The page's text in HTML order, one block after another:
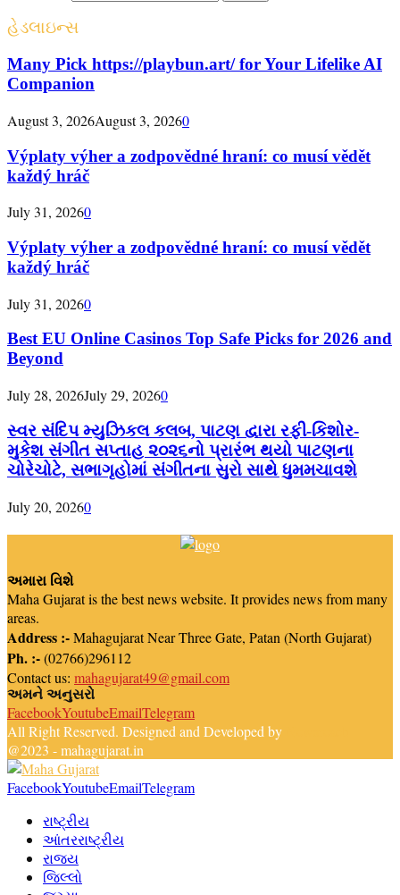
હેડલાઇન્સ
Many Pick https://playbun.art/ for Your Lifelike AI
Companion
August 3, 2026August 3, 20260
Výplaty výher a zodpovědné hraní: co musí vědět
každý hráč
July 31, 20260
Výplaty výher a zodpovědné hraní: co musí vědět
každý hráč
July 31, 20260
Best EU Online Casinos Top Safe Picks for 2026 and
Beyond
July 28, 2026July 29, 20260
સ્વર સંદિપ મ્યુઝિકલ કલબ, પાટણ દ્વારા રફી-કિશોર-
મુકેશ સંગીત સપ્તાહ ૨૦૨૬નો પ્રારંભ થયો પાટણના
ચોરેચોટે, સભાગૃહોમાં સંગીતના સુરો સાથે ધુમમચાવશે
July 20, 20260
અમારા વિશે
Maha Gujarat is the best news website. It provides news from many
areas.
Address :-Mahagujarat Near Three Gate, Patan (North Gujarat)
Ph. :-(02766)296112
Contact us: mahagujarat49@gmail.com
અમને અનુસરો
FacebookYoutubeEmailTelegram
All Right Reserved. Designed and Developed by
@2023 - mahagujarat.in
FacebookYoutubeEmailTelegram
રાષ્ટ્રીય
આંતરરાષ્ટ્રીય
રાજ્ય
જિલ્લો